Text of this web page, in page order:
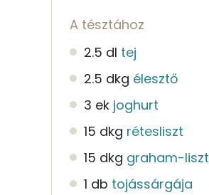
A tésztához
2.5 dl tej
2.5 dkg élesztő
3 ek joghurt
15 dkg rétesliszt
15 dkg graham-liszt
1 db tojássárgája